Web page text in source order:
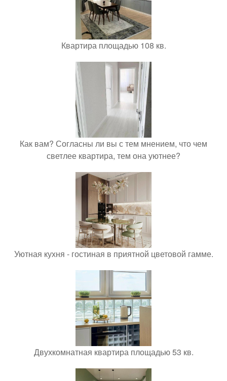
Квартира площадью 108 кв.
Как вам? Согласны ли вы с тем мнением, что чем
светлее квартира, тем она уютнее?
Уютная кухня - гостиная в приятной цветовой гамме.
Двухкомнатная квартира площадью 53 кв.